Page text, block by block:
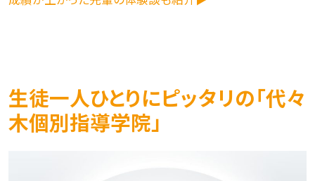
生徒一人ひとりにピッタリの「代々
木個別指導学院」